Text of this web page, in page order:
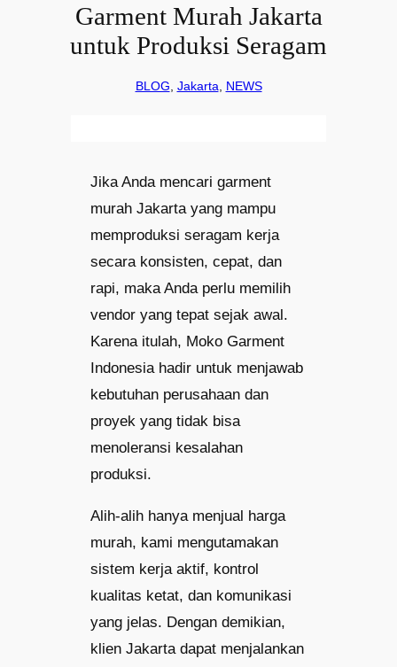
Garment Murah Jakarta
untuk Produksi Seragam
BLOG Jakarta NEWS
Jika Anda mencari garment
murah Jakarta yang mampu
memproduksi seragam kerja
secara konsisten, cepat, dan
rapi, maka Anda perlu memilih
vendor yang tepat sejak awal.
Karena itulah, Moko Garment
Indonesia hadir untuk menjawab
kebutuhan perusahaan dan
proyek yang tidak bisa
menoleransi kesalahan
produksi.
Alih-alih hanya menjual harga
murah, kami mengutamakan
sistem kerja aktif, kontrol
kualitas ketat, dan komunikasi
yang jelas. Dengan demikian,
klien Jakarta dapat menjalankan